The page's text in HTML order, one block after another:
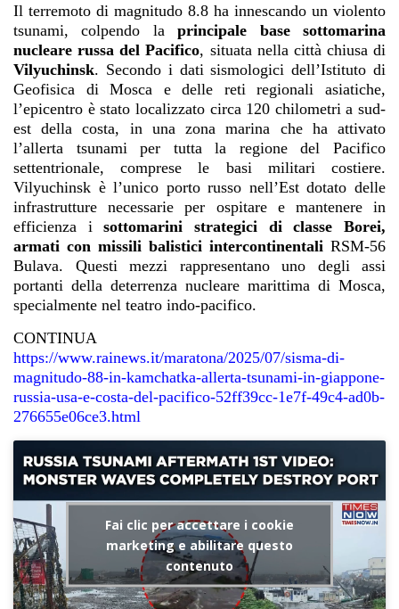
Il terremoto di magnitudo 8.8 ha innescando un violento
tsunami, colpendo laprincipale base sottomarina
nucleare russa del Pacifico, situata nella città chiusa di
Vilyuchinsk. Secondo i dati sismologici dell’Istituto di
Geofisica di Mosca e delle reti regionali asiatiche,
l’epicentro è stato localizzato circa 120 chilometri a sud-
est della costa, in una zona marina che ha attivato
l’allerta tsunami per tutta la regione del Pacifico
settentrionale, comprese le basi militari costiere.
Vilyuchinsk è l’unico porto russo nell’Est dotato delle
infrastrutture necessarie per ospitare e mantenere in
efficienza isottomarini strategici di classe Borei,
armati con missili balistici intercontinentali RSM-56
Bulava. Questi mezzi rappresentano uno degli assi
portanti della deterrenza nucleare marittima di Mosca,
specialmente nel teatro indo-pacifico.
CONTINUA
https://www.rainews.it/maratona/2025/07/sisma-di-
magnitudo-88-in-kamchatka-allerta-tsunami-in-giappone-
russia-usa-e-costa-del-pacifico-52ff39cc-1e7f-49c4-ad0b-
276655e06ce3.html
Fai clic per accettare i cookie
marketing e abilitare questo
contenuto